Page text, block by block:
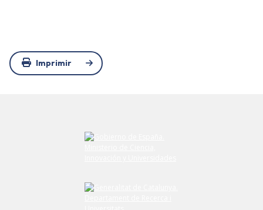
Imprimir